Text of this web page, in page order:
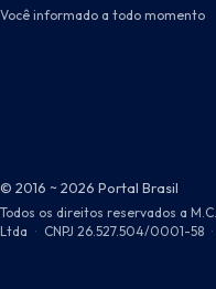
Você informado a todo momento
© 2016 ~ 2026 Portal Brasil
Todos os direitos reservados a
Ltda · CNPJ 26.527.504/0001-58 ·